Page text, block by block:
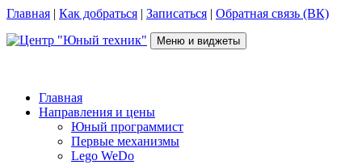
Перейти
содержимому
Главная | Как добраться | Записаться | Обратная связь (ВК)
Меню и виджеты
Главная
Направления и цены
Юный программист
Первые механизмы
Lego WeDo